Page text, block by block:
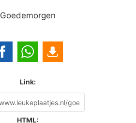
Goedemorgen
Link:
HTML: